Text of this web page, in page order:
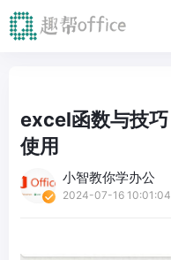
excel函数与技
使用
小智教你学办公
2024-07-16 10:01:04